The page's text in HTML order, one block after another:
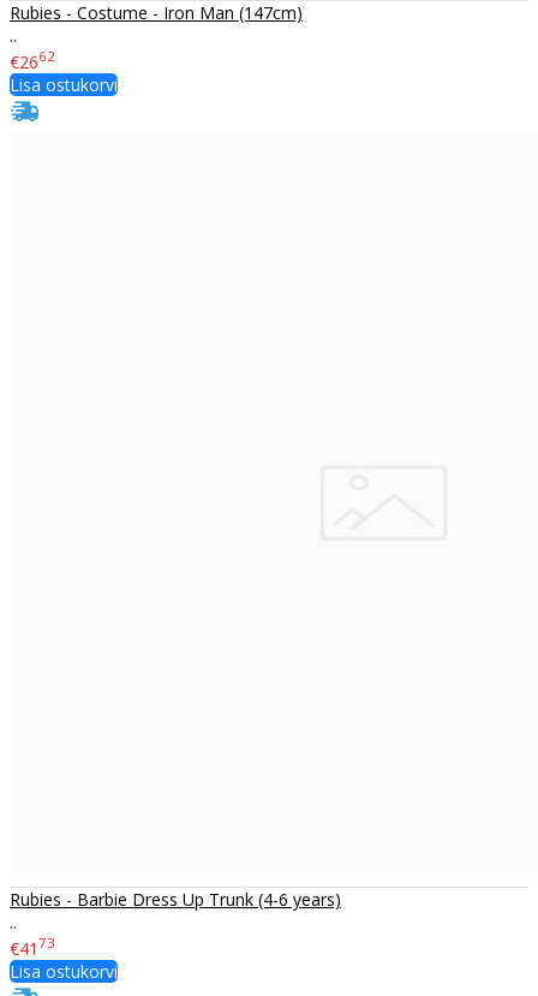
Rubies - Costume - Iron Man (147cm)
..
€2662
Lisa ostukorvi
Rubies - Barbie Dress Up Trunk (4-6 years)
..
€41 73
Lisa ostukorvi